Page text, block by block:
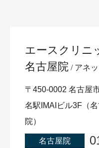
エースクリニ
名古屋院
アネ
〒450-0002 名古屋
名駅IMAIビル3F（
院）
名古屋院